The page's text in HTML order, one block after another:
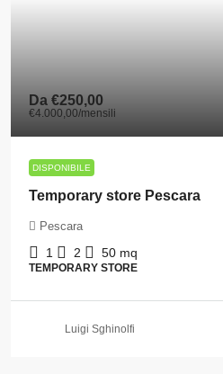
Da €250,00
€4.000,00/mensili
DISPONIBILE
Temporary store Pescara
Pescara
1 2 50 mq
TEMPORARY STORE
Luigi Sghinolfi